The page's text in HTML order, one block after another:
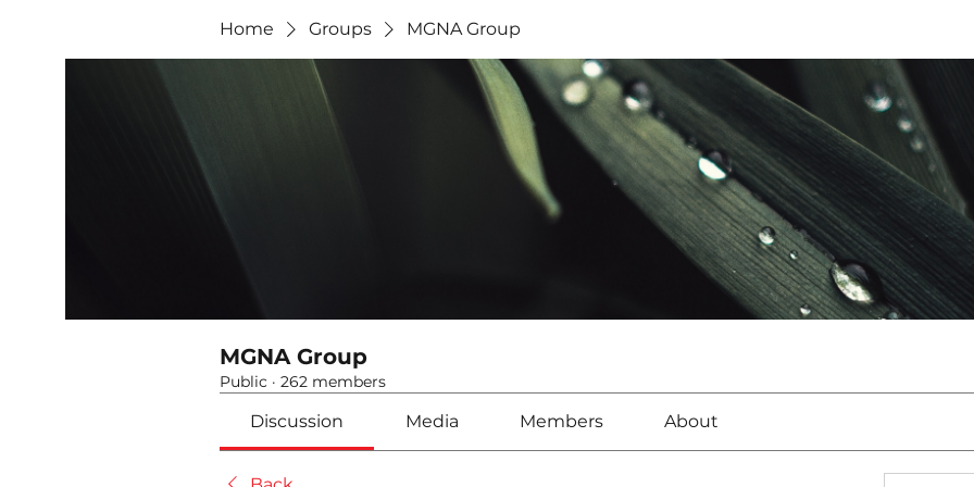
Home Groups MGNA Group
MGNA Group
Public · 262 members
Discussion Media Members About